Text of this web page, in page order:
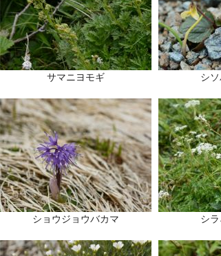
サマニヨモギ シ
ショウジョウバカマ シ